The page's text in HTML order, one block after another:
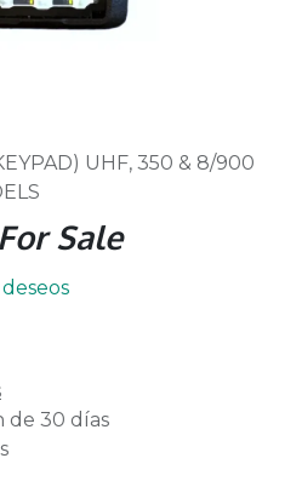
UHF, 350 & 8/900
Sale
de 30 días